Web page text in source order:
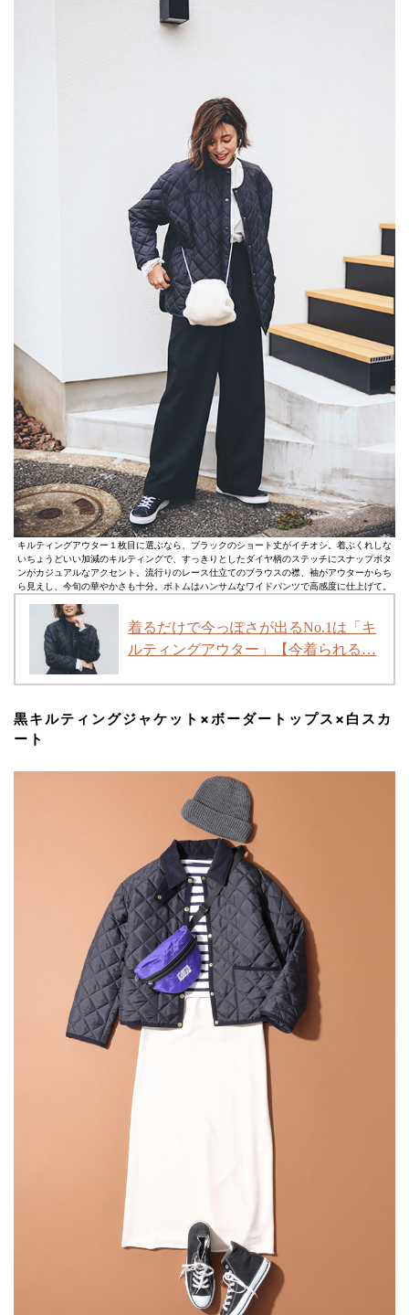
キルティングアウター１枚目に選ぶなら、ブラックのショート丈がイチオシ。着ぶくれしな
いちょうどいい加減のキルティングで、すっきりとしたダイヤ柄のステッチにスナップボタ
ンがカジュアルなアクセント。流行りのレース仕立てのブラウスの襟、袖がアウターからち
ら見えし、今旬の華やかさも十分。ボトムはハンサムなワイドパンツで高感度に仕上げて。
着るだけで今っぽさが出るNo.1は「キ
ルティングアウター」【今着られる…
黒キルティングジャケット×ボーダートップス×白スカ
ート